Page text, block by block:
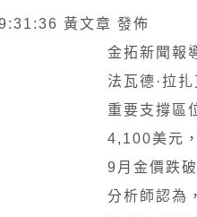
黃文章 發佈
金拓新聞報
法瓦德·拉
重要支撐區
4,100美元
9月金價跌
分析師認為